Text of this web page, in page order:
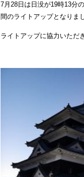
7月28日は日没が19時13分
間のライトアップとなりま
ライトアップに協力いただ